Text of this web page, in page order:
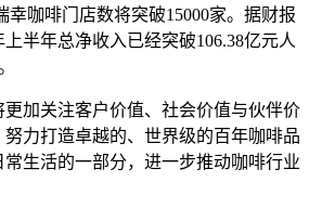
幸咖啡门店数将突破15000家。据财报
半年总净收入已经突破106.38亿元人
关注客户价值、社会价值与伙伴价
力打造卓越的、世界级的百年咖啡品
生活的一部分，进一步推动咖啡行业